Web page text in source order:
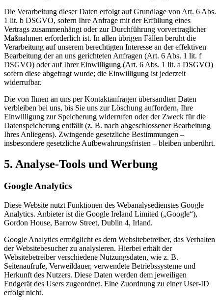
Die Verarbeitung dieser Daten erfolgt auf Grundlage von Art. 6 Abs.
1 lit. b DSGVO, sofern Ihre Anfrage mit der Erfüllung eines
Vertrags zusammenhängt oder zur Durchführung vorvertraglicher
Maßnahmen erforderlich ist. In allen übrigen Fällen beruht die
Verarbeitung auf unserem berechtigten Interesse an der effektiven
Bearbeitung der an uns gerichteten Anfragen (Art. 6 Abs. 1 lit. f
DSGVO) oder auf Ihrer Einwilligung (Art. 6 Abs. 1 lit. a DSGVO)
sofern diese abgefragt wurde; die Einwilligung ist jederzeit
widerrufbar.
Die von Ihnen an uns per Kontaktanfragen übersandten Daten
verbleiben bei uns, bis Sie uns zur Löschung auffordern, Ihre
Einwilligung zur Speicherung widerrufen oder der Zweck für die
Datenspeicherung entfällt (z. B. nach abgeschlossener Bearbeitung
Ihres Anliegens). Zwingende gesetzliche Bestimmungen –
insbesondere gesetzliche Aufbewahrungsfristen – bleiben unberührt.
5. Analyse-Tools und Werbung
Google Analytics
Diese Website nutzt Funktionen des Webanalysedienstes Google
Analytics. Anbieter ist die Google Ireland Limited („Google“),
Gordon House, Barrow Street, Dublin 4, Irland.
Google Analytics ermöglicht es dem Websitebetreiber, das Verhalten
der Websitebesucher zu analysieren. Hierbei erhält der
Websitebetreiber verschiedene Nutzungsdaten, wie z. B.
Seitenaufrufe, Verweildauer, verwendete Betriebssysteme und
Herkunft des Nutzers. Diese Daten werden dem jeweiligen
Endgerät des Users zugeordnet. Eine Zuordnung zu einer User-ID
erfolgt nicht.